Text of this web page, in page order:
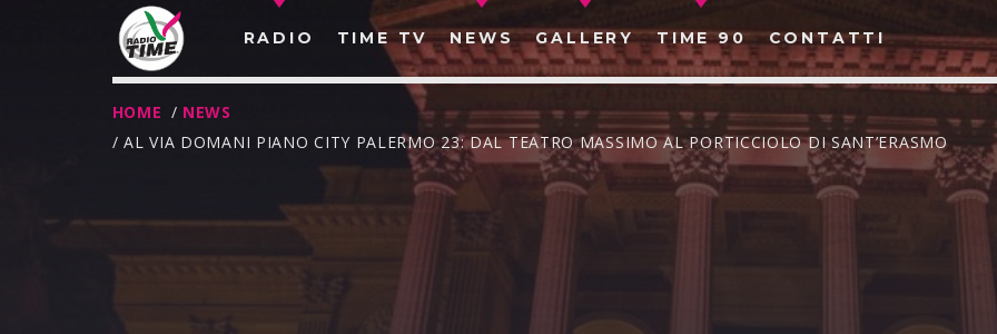
RADIO TIME TV NEWS GALLERY TIME 90 CONTATTI
HOME / NEWS
/ AL VIA DOMANI PIANO CITY PALERMO 23: DAL TEATRO MASSIMO AL PORTICCIOLO DI SANT’ERASMO